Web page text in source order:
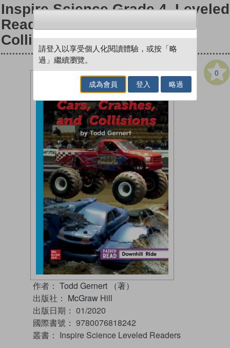
Inspire Science Grade 4, Leveled
Reader, Cars, Crashes, and
Collisions
0
作者： Todd Gernert （著）
出版社： McGraw Hill
出版日期： 01/2020
國際書號： 9780076818242
叢書： Inspire Science Leveled Readers
請登入以享受個人化閱讀體驗，或按「略
過」繼續瀏覽。
成為會員 登入 略過